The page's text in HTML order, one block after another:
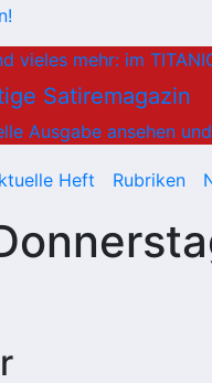
vieles mehr: im
Ausgabe ansehen
Heft Rubriken